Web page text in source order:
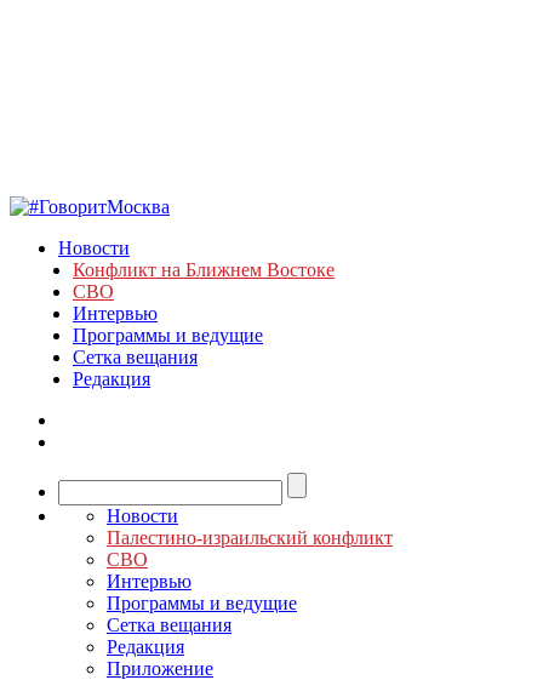
Новости
Конфликт на Ближнем Востоке
СВО
Интервью
Программы и ведущие
Сетка вещания
Редакция
Новости
Палестино-израильский конфликт
СВО
Интервью
Программы и ведущие
Сетка вещания
Редакция
Приложение